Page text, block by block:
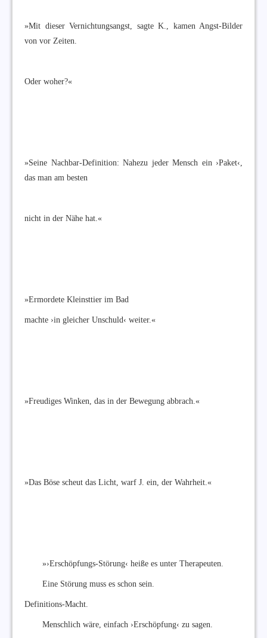
»Mit dieser Vernichtungsangst, sagte K., kamen Angst-Bilder
von vor Zeiten.
Oder woher?«
»Seine Nachbar-Definition: Nahezu jeder Mensch ein ›Paket‹,
das man am besten
nicht in der Nähe hat.«
»Ermordete Kleinsttier im Bad
machte ›in gleicher Unschuld‹ weiter.«
»Freudiges Winken, das in der Bewegung abbrach.«
»Das Böse scheut das Licht, warf J. ein, der Wahrheit.«
»›Erschöpfungs-Störung‹ heiße es unter Therapeuten.
Eine Störung muss es schon sein.
Definitions-Macht.
Menschlich wäre, einfach ›Erschöpfung‹ zu sagen.